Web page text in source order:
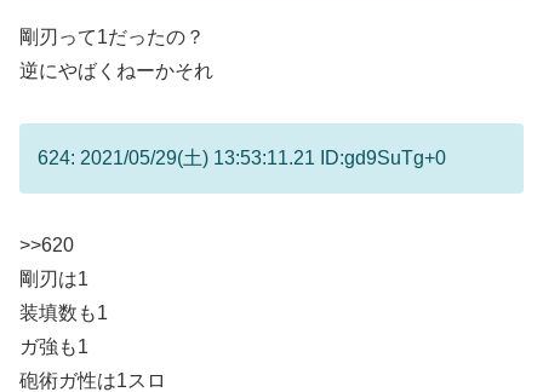
剛刃って1だったの？
逆にやばくねーかそれ
624: 2021/05/29(土) 13:53:11.21 ID:gd9SuTg+0
>>620
剛刃は1
装填数も1
ガ強も1
砲術ガ性は1スロ